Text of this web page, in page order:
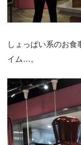
しょっぱい系のお食
イム…。